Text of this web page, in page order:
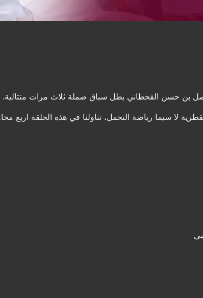
بن حسن القحطاني بطل سباق صملة ثلاث مرات متتالية.
لا سيما رياضة التحمل، تناولنا في هذه الحلقة اربع